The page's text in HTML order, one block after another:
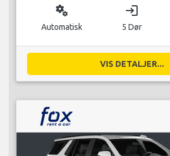
miscellaneous_services
Automatisk
login
5 Dør
VIS DETALJER...